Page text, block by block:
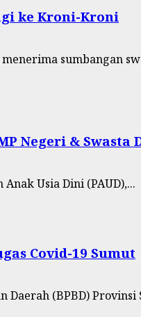
ke Kroni-Kroni
sumbangan
Negeri &
Usia Dini (PAUD),...
Covid-19 Sumut
(BPBD) Provinsi